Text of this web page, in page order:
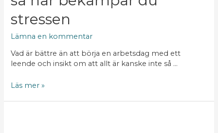
stressen
Lämna en kommentar
Vad är bättre än att börja en arbetsdag med ett
leende och insikt om att allt är kanske inte så …
du
stressen
Läs mer »